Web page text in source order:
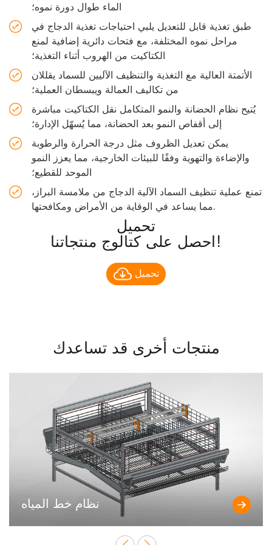
الماء طوال دورة نموه؛
طبق تغذية قابل للتعديل يلبي احتياجات تغذية الدجاج في
مراحل نموه المختلفة، مع فتحات دائرية إضافية لمنع
الكتاكيت من الهروب أثناء التغذية؛
الأتمتة العالية مع التغذية والتنظيف الآليين للسماد يقللان
من تكاليف العمالة ويبسطان العملية؛
يُتيح نظام الحضانة والنمو المتكامل نقل الكتاكيت مباشرة
إلى أقفاص النمو بعد الحضانة، مما يُسهّل الإدارة؛
يمكن تعديل الظروف مثل درجة الحرارة والرطوبة
والإضاءة والتهوية وفقًا للبيئات الخارجية، مما يعزز النمو
الموحد للقطيع؛
تمنع عملية تنظيف السماد الآلية الدجاج من ملامسة البراز،
مما يساعد في الوقاية من الأمراض ومكافحتها.
تحميل
احصل على كتالوج منتجاتنا!
تحميل
منتجات أخرى قد تساعدك
نظام خط المياه